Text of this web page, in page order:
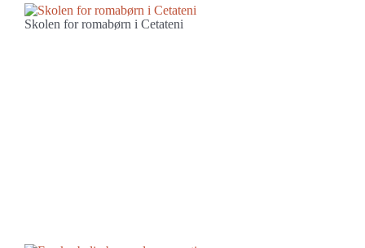
Skolen for romabørn i Cetateni